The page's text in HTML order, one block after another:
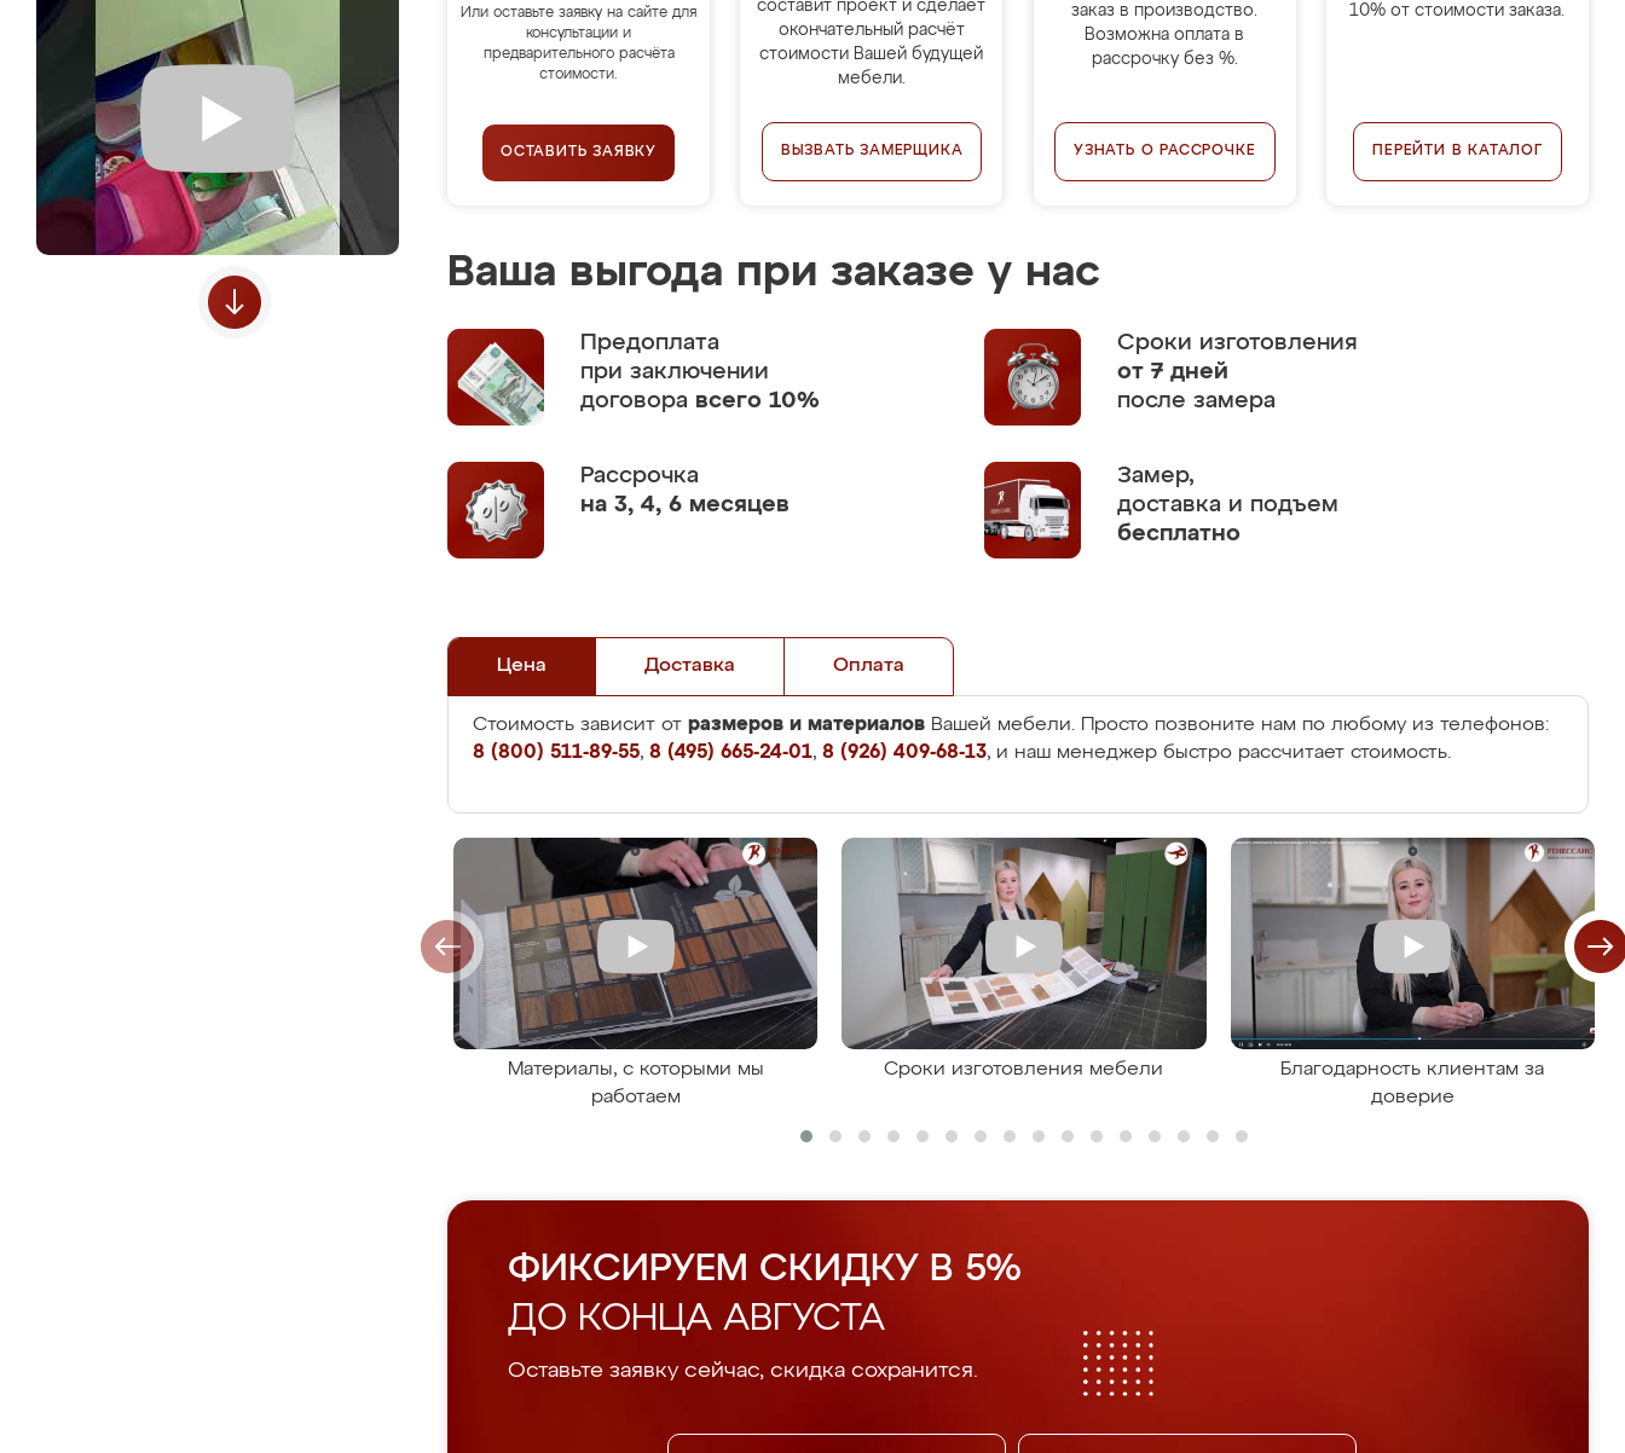
Или оставьте заявку на сайте для
консультации и
предварительного расчёта
стоимости.
ОСТАВИТЬ ЗАЯВКУ
составит проект и сделает
окончательный расчёт
стоимости Вашей будущей
мебели.
ВЫЗВАТЬ ЗАМЕРЩИКА
заказ в производство.
Возможна оплата в
рассрочку без %.
УЗНАТЬ О РАССРОЧКЕ
10% от стоимости заказа.
ПЕРЕЙТИ В КАТАЛОГ
Ваша выгода при заказе у нас
Предоплата
при заключении
договора всего 10%
Сроки изготовления
от 7 дней
после замера
Рассрочка
на 3, 4, 6 месяцев
Замер,
доставка и подъем
бесплатно
Цена Доставка Оплата
Стоимость зависит от размеров и материалов Вашей мебели. Просто позвоните нам по любому из телефонов:
8 (800) 511-89-55, 8 (495) 665-24-01, 8 (926) 409-68-13, и наш менеджер быстро рассчитает стоимость.
Материалы, с которыми мы
работаем
Сроки изготовления мебели
Благодарность клиентам за
доверие
ФИКСИРУЕМ СКИДКУ В 5%
ДО КОНЦА АВГУСТА
Оставьте заявку сейчас, скидка сохранится.